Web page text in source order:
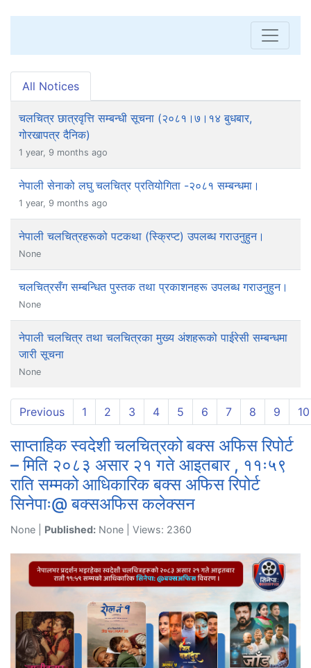
All Notices
चलचित्र छात्रवृत्ति सम्बन्धी सूचना (२०८१।७।१४ बुधबार,
गोरखापत्र दैनिक)
1 year, 9 months ago
नेपाली सेनाको लघु चलचित्र प्रतियोगिता -२०८१ सम्बन्धमा।
1 year, 9 months ago
नेपाली चलचित्रहरूको पटकथा (स्क्रिप्ट) उपलब्ध गराउनुहुन।
None
चलचित्रसँग सम्बन्धित पुस्तक तथा प्रकाशनहरू उपलब्ध गराउनुहुन।
None
नेपाली चलचित्र तथा चलचित्रका मुख्य अंशहरूको पाईरेसी सम्बन्धमा
जारी सूचना
None
Previous 1 2 3 4 5 6 7 8 9 10
साप्ताहिक स्वदेशी चलचित्रको बक्स अफिस रिपोर्ट
– मिति २०८३ असार २१ गते आइतबार , ११ः५९
राति सम्मको आधिकारिक बक्स अफिस रिपोर्ट
सिनेपाः@ बक्सअफिस कलेक्सन
None | Published: None | Views: 2360